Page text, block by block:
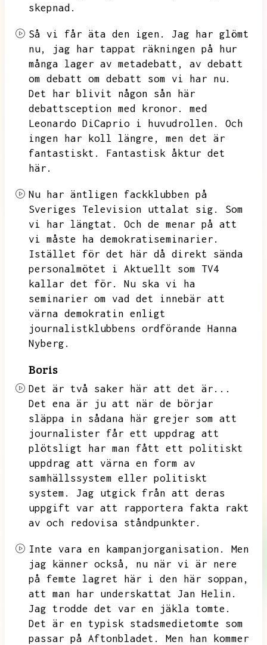
skepnad.
Så vi får äta den igen.
Jag har glömt
nu,
jag har tappat räkningen på hur
många lager av metadebatt,
av debatt
om debatt om debatt som vi har nu.
Det har blivit någon sån här
debattsception med kronor.
med
Leonardo DiCaprio i huvudrollen.
Och
ingen har koll längre,
men det är
fantastiskt.
Fantastisk åktur det
här.
Nu har äntligen fackklubben på
Sveriges Television uttalat sig.
Som
vi har längtat.
Och de menar på att
vi måste ha demokratiseminarier.
Istället för det här då direkt sända
personalmötet i Aktuellt som TV4
kallar det för.
Nu ska vi ha
seminarier om vad det innebär att
värna demokratin enligt
journalistklubbens ordförande Hanna
Nyberg.
Boris
Det är två saker här att det är...
Det ena är ju att när de börjar
släppa in sådana här grejer som att
journalister får ett uppdrag att
plötsligt har man fått ett politiskt
uppdrag att värna en form av
samhällssystem eller politiskt
system.
Jag utgick från att deras
uppgift var att rapportera fakta rakt
av och redovisa ståndpunkter.
Inte vara en kampanjorganisation.
Men
jag känner också,
nu när vi är nere
på femte lagret här i den här soppan,
att man har underskattat Jan Helin.
Jag trodde det var en jäkla tomte.
Det är en typisk stadsmedietomte som
passar på Aftonbladet.
Men han kommer